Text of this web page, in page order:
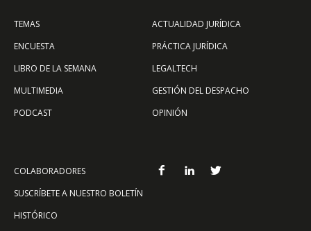
TEMAS
ENCUESTA
LIBRO DE LA SEMANA
MULTIMEDIA
PODCAST
ACTUALIDAD JURÍDICA
PRÁCTICA JURÍDICA
LEGALTECH
GESTIÓN DEL DESPACHO
OPINIÓN
COLABORADORES
SUSCRÍBETE A NUESTRO BOLETÍN
HISTÓRICO